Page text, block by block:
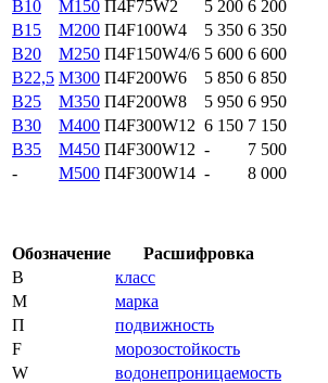
B10
М150 П4F75W2 5 200 6 200
B15
М200 П4F100W4 5 350 6 350
B20
М250 П4F150W4/6 5 600 6 600
В22,5 М300 П4F200W6 5 850 6 850
В25
М350 П4F200W8 5 950 6 950
В30
М400 П4F300W12 6 150 7 150
В35
М450 П4F300W12 -
7 500
-
М500 П4F300W14 - 8 000
Обозначение
Расшифровка
В
класс
М
марка
П
подвижность
F
морозостойкость
W
водонепроницаемость